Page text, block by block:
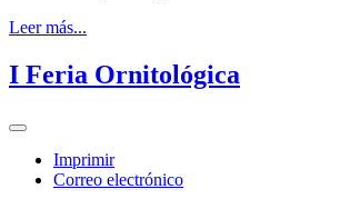
Leer más...
I Feria Ornitológica
Imprimir
Correo electrónico